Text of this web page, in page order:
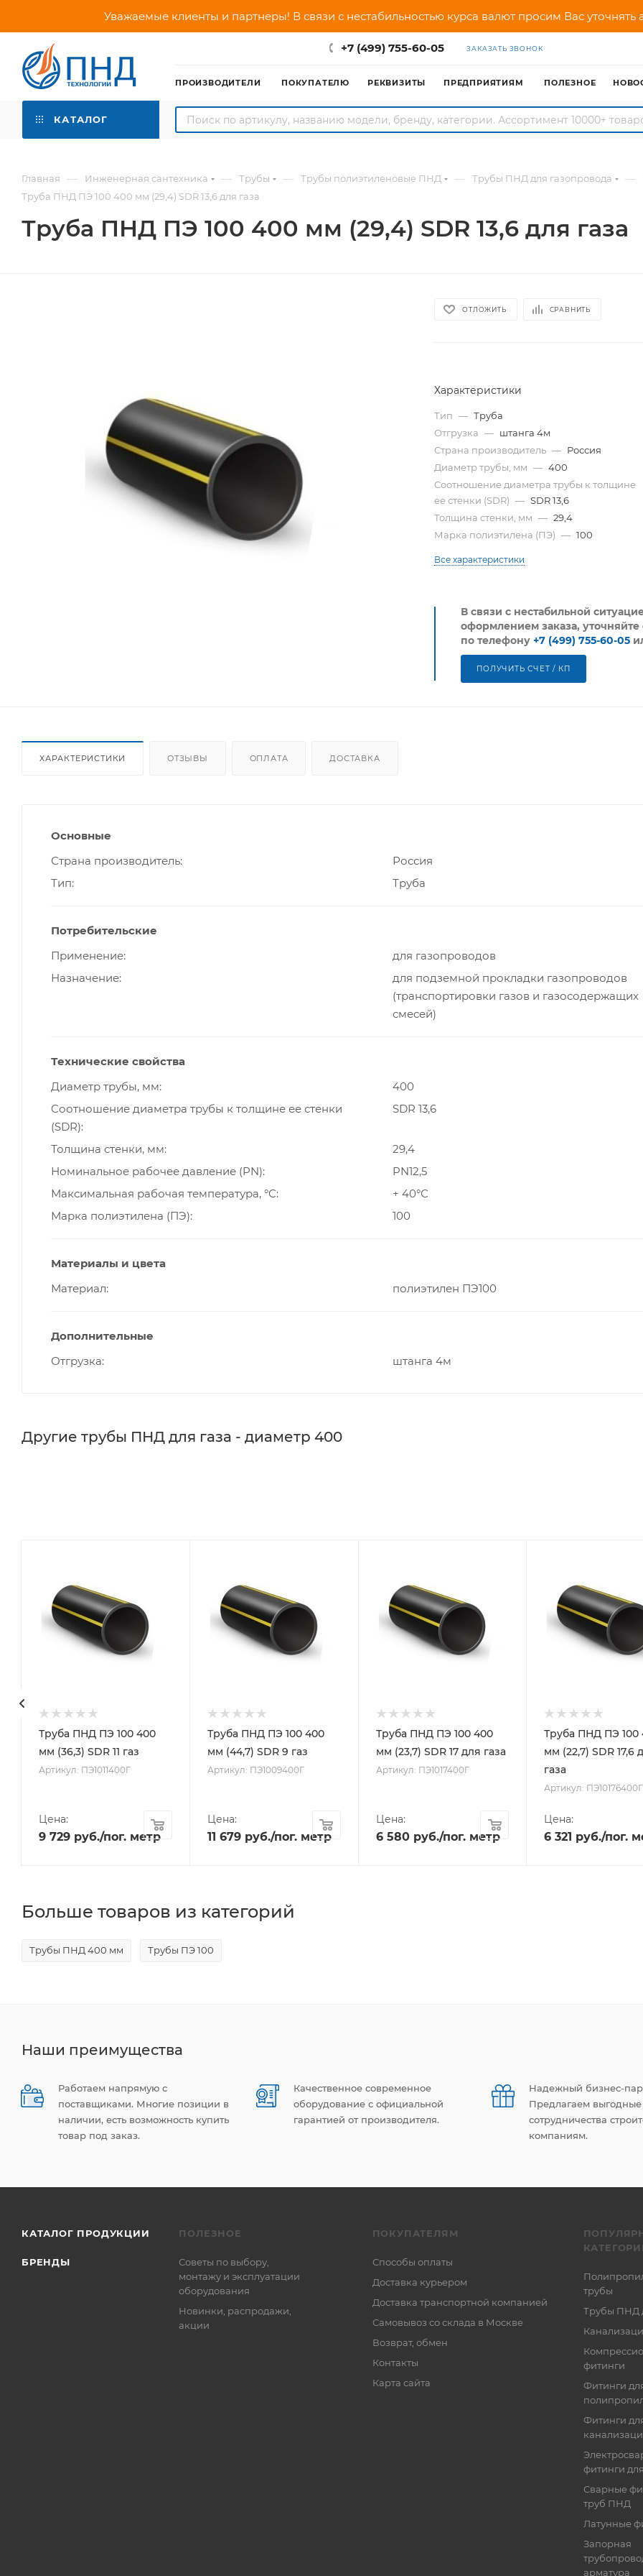
Уважаемые клиенты и партнеры! В связи с нестабильностью курса валют просим Вас
+7 (499) 755-60-05 ЗАКАЗАТЬ ЗВОНОК
ПРОИЗВОДИТЕЛИ ПОКУПАТЕЛЮ РЕКВИЗИТЫ ПРЕДПРИЯТИЯМ ПОЛЕЗНОЕ
КАТАЛОГ
Главная — Инженерная сантехника — Трубы — Трубы полиэтиленовые ПНД — Трубы ПНД для газопровода —
Труба ПНД ПЭ 100 400 мм (29,4) SDR 13,6 для газа
Труба ПНД ПЭ 100 400 мм (29,4) SDR 13,6 для газа
ОТЛОЖИТЬ СРАВНИТЬ
Характеристики
Тип — Труба
Отгрузка — штанга 4м
Страна производитель — Россия
Диаметр трубы, мм — 400
Cоотношение диаметра трубы к толщине
ее стенки (SDR) — SDR 13,6
Толщина стенки, мм — 29,4
Марка полиэтилена (ПЭ) — 100
Все характеристики
В связи с нестабильной
оформлением заказа, уточняйте
по телефону+7 (499) 755-60-05
ПОЛУЧИТЬ СЧЕТ / КП
ХАРАКТЕРИСТИКИ ОТЗЫВЫ ОПЛАТА ДОСТАВКА
Основные
Страна производитель
Россия
Тип
Труба
Потребительские
Применение
для газопроводов
Назначение
для подземной прокладки газопроводов
(транспортировки газов и газосодержащих
смесей)
Технические свойства
Диаметр трубы, мм
400
Cоотношение диаметра трубы к толщине ее стенки
(SDR)
SDR 13,6
Толщина стенки, мм
29,4
Номинальное рабочее давление (PN)
PN12,5
Максимальная рабочая температура, °С
+ 40°С
Марка полиэтилена (ПЭ)
100
Материалы и цвета
Материал
полиэтилен ПЭ100
Дополнительные
Отгрузка
штанга 4м
Другие трубы ПНД для газа - диаметр 400
Труба ПНД ПЭ 100 400
мм (36,3) SDR 11 газ
Артикул: ПЭ1011400Г
Цена:
9 729 руб./пог. метр
Труба ПНД ПЭ 100 400
мм (44,7) SDR 9 газ
Артикул: ПЭ1009400Г
Цена:
11 679руб./пог. метр
Труба ПНД ПЭ 100 400
мм (23,7) SDR 17 для газа
Артикул: ПЭ1017400Г
Цена:
6 580руб./пог. метр
Труба ПНД ПЭ 100
мм (22,7) SDR 17,6
газа
Артикул: ПЭ10176400Г
Цена:
6 321 руб./пог.
Больше товаров из категорий
Трубы ПНД 400 мм Трубы ПЭ 100
Наши преимущества
Работаем напрямую с
поставщиками. Многие позиции в
наличии, есть возможность купить
товар под заказ.
Качественное современное
оборудование с официальной
гарантией от производителя.
Надежный бизнес-
Предлагаем выгодные
сотрудничества
компаниям.
КАТАЛОГ ПРОДУКЦИИ
БРЕНДЫ
ПОЛЕЗНОЕ
Советы по выбору,
монтажу и эксплуатации
оборудования
Новинки, распродажи,
акции
ПОКУПАТЕЛЯМ
Способы оплаты
Доставка курьером
Доставка транспортной компанией
Самовывоз со склада в Москве
Возврат, обмен
Контакты
Карта сайта
трубы
Трубы ПНД
фитинги
Фитинги
Фитинги
фитинги
Сварные
труб ПНД
Латунные
Запорная
арматура